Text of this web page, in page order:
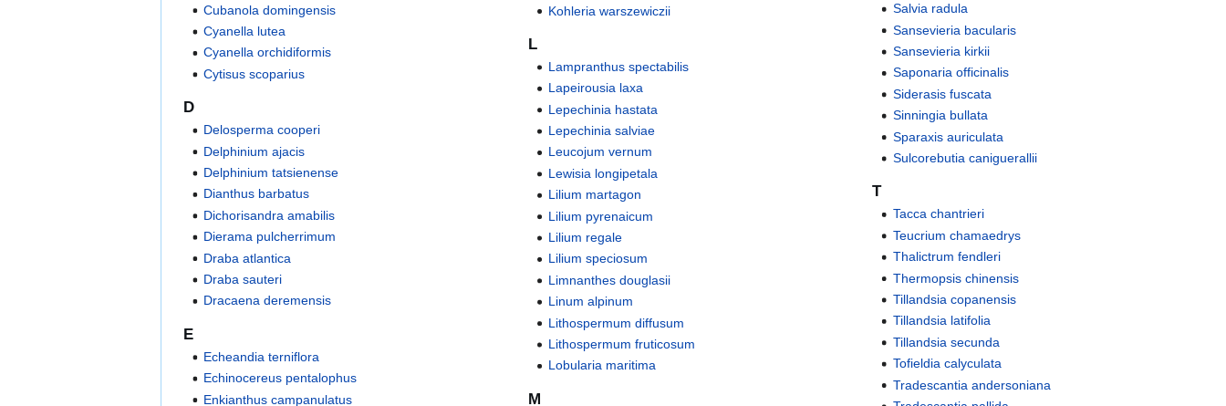
Cubanola domingensis
Cyanella lutea
Cyanella orchidiformis
Cytisus scoparius
D
Delosperma cooperi
Delphinium ajacis
Delphinium tatsienense
Dianthus barbatus
Dichorisandra amabilis
Dierama pulcherrimum
Draba atlantica
Draba sauteri
Dracaena deremensis
E
Echeandia terniflora
Echinocereus pentalophus
Enkianthus campanulatus
Kohleria warszewiczii
L
Lampranthus spectabilis
Lapeirousia laxa
Lepechinia hastata
Lepechinia salviae
Leucojum vernum
Lewisia longipetala
Lilium martagon
Lilium pyrenaicum
Lilium regale
Lilium speciosum
Limnanthes douglasii
Linum alpinum
Lithospermum diffusum
Lithospermum fruticosum
Lobularia maritima
M
Salvia radula
Sansevieria bacularis
Sansevieria kirkii
Saponaria officinalis
Siderasis fuscata
Sinningia bullata
Sparaxis auriculata
Sulcorebutia caniguerallii
T
Tacca chantrieri
Teucrium chamaedrys
Thalictrum fendleri
Thermopsis chinensis
Tillandsia copanensis
Tillandsia latifolia
Tillandsia secunda
Tofieldia calyculata
Tradescantia andersoniana